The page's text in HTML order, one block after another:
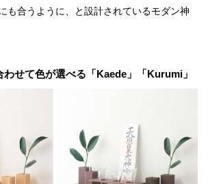
も合うように、と設計されているモダン神
せて色が選べる「Kaede」「Kurumi」